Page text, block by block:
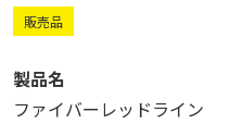
販売品
製品名
ファイバーレッドライン